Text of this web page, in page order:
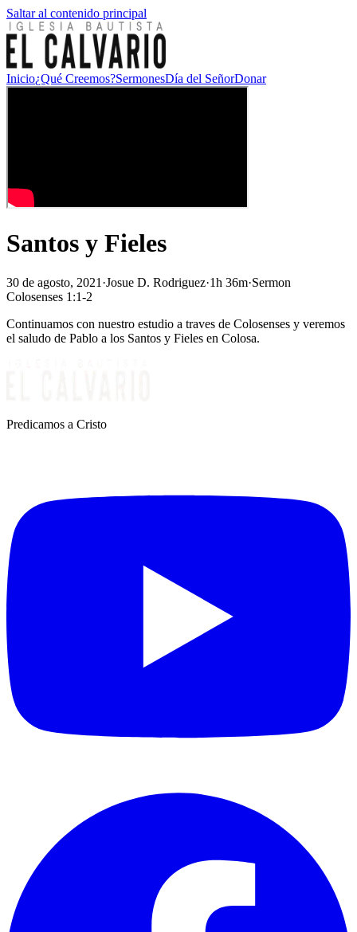
Saltar al contenido principal
Inicio¿Qué Creemos?SermonesDía del SeñorDonar
Santos y Fieles
30 de agosto, 2021 ·Josue D. Rodriguez·1h 36m·Sermon
Colosenses 1:1-2
Continuamos con nuestro estudio a traves de Colosenses y veremos
el saludo de Pablo a los Santos y Fieles en Colosa.
Predicamos a Cristo